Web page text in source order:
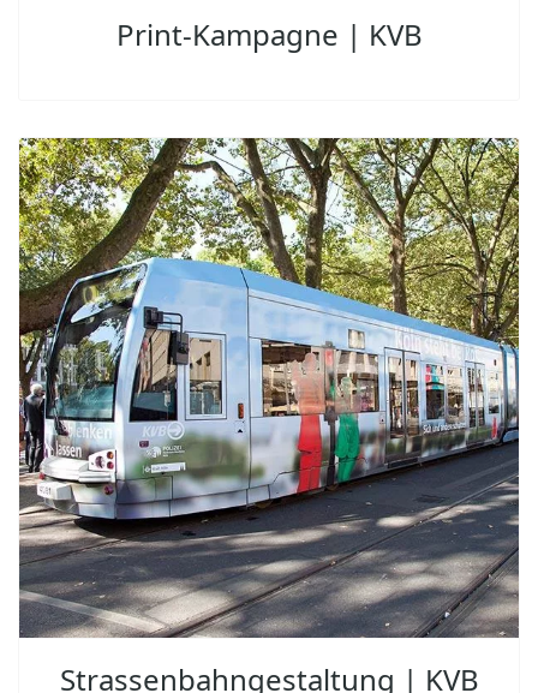
Print-Kampagne | KVB
Strassenbahngestaltung | KVB